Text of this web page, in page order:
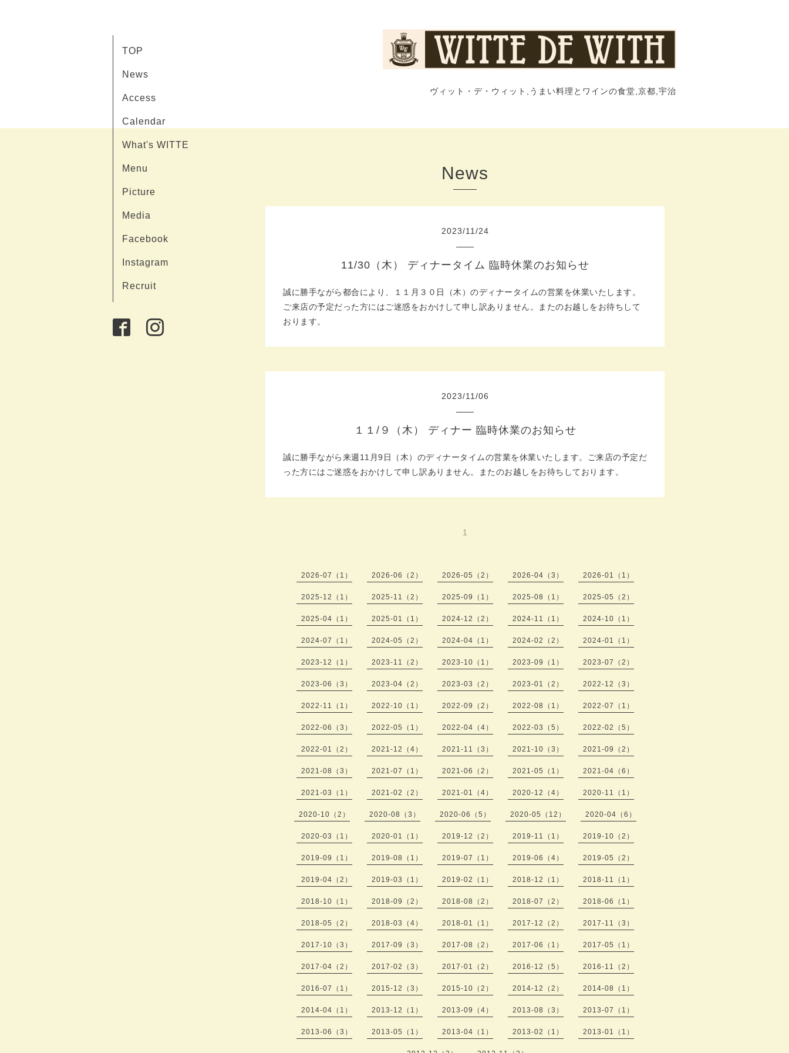
ヴィット・デ・ウィット,うまい料理とワインの食堂,京都,宇治
TOP
News
Access
Calendar
What's WITTE
Menu
Picture
Media
Facebook
Instagram
Recruit
News
2023/11 /24
11/30（木） ディナータイム 臨時休業のお知らせ
誠に勝手ながら都合により、１１月３０日（木）のディナータイムの営業を休業いたします。
ご来店の予定だった方にはご迷惑をおかけして申し訳ありません。またのお越しをお待ちして
おります。
2023/11 /06
１１/９（木） ディナー 臨時休業のお知らせ
誠に勝手ながら来週11月9日（木）のディナータイムの営業を休業いたします。ご来店の予定だ
った方にはご迷惑をおかけして申し訳ありません。またのお越しをお待ちしております。
1
2026-07（1） 2026-06（2） 2026-05（2） 2026-04（3） 2026-01（1）
2025-12（1） 2025-11（2） 2025-09（1） 2025-08（1） 2025-05（2）
2025-04（1） 2025-01（1） 2024-12（2） 2024-11（1） 2024-10（1）
2024-07（1） 2024-05（2） 2024-04（1） 2024-02（2） 2024-01（1）
2023-12（1） 2023-11（2） 2023-10（1） 2023-09（1） 2023-07（2）
2023-06（3） 2023-04（2） 2023-03（2） 2023-01（2） 2022-12（3）
2022-11（1） 2022-10（1） 2022-09（2） 2022-08（1） 2022-07（1）
2022-06（3） 2022-05（1） 2022-04（4） 2022-03（5） 2022-02（5）
2022-01（2） 2021-12（4） 2021-11（3） 2021-10（3） 2021-09（2）
2021-08（3） 2021-07（1） 2021-06（2） 2021-05（1） 2021-04（6）
2021-03（1） 2021-02（2） 2021-01（4） 2020-12（4） 2020-11（1）
2020-10（2） 2020-08（3） 2020-06（5） 2020-05（12） 2020-04（6）
2020-03（1） 2020-01（1） 2019-12（2） 2019-11（1） 2019-10（2）
2019-09（1） 2019-08（1） 2019-07（1） 2019-06（4） 2019-05（2）
2019-04（2） 2019-03（1） 2019-02（1） 2018-12（1） 2018-11（1）
2018-10（1） 2018-09（2） 2018-08（2） 2018-07（2） 2018-06（1）
2018-05（2） 2018-03（4） 2018-01（1） 2017-12（2） 2017-11（3）
2017-10（3） 2017-09（3） 2017-08（2） 2017-06（1） 2017-05（1）
2017-04（2） 2017-02（3） 2017-01（2） 2016-12（5） 2016-11（2）
2016-07（1） 2015-12（3） 2015-10（2） 2014-12（2） 2014-08（1）
2014-04（1） 2013-12（1） 2013-09（4） 2013-08（3） 2013-07（1）
2013-06（3） 2013-05（1） 2013-04（1） 2013-02（1） 2013-01（1）